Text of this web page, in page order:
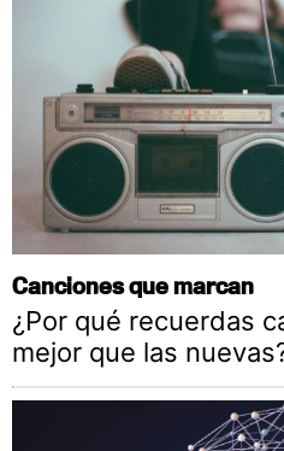
Canciones que marcan
¿Por qué recuerdas
mejor que las